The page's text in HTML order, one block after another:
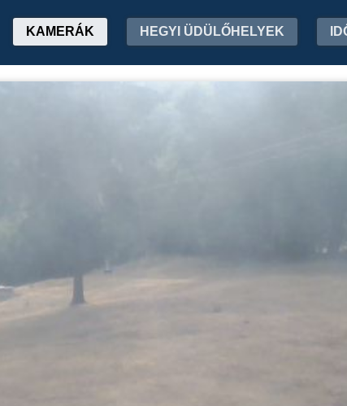
KAMERÁK HEGYI ÜDÜLŐHELYEK